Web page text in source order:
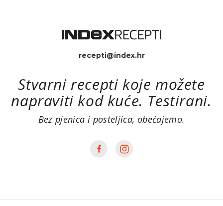
recepti@index.hr
Stvarni recepti koje možete
napraviti kod kuće. Testirani.
Bez pjenica i posteljica, obećajemo.